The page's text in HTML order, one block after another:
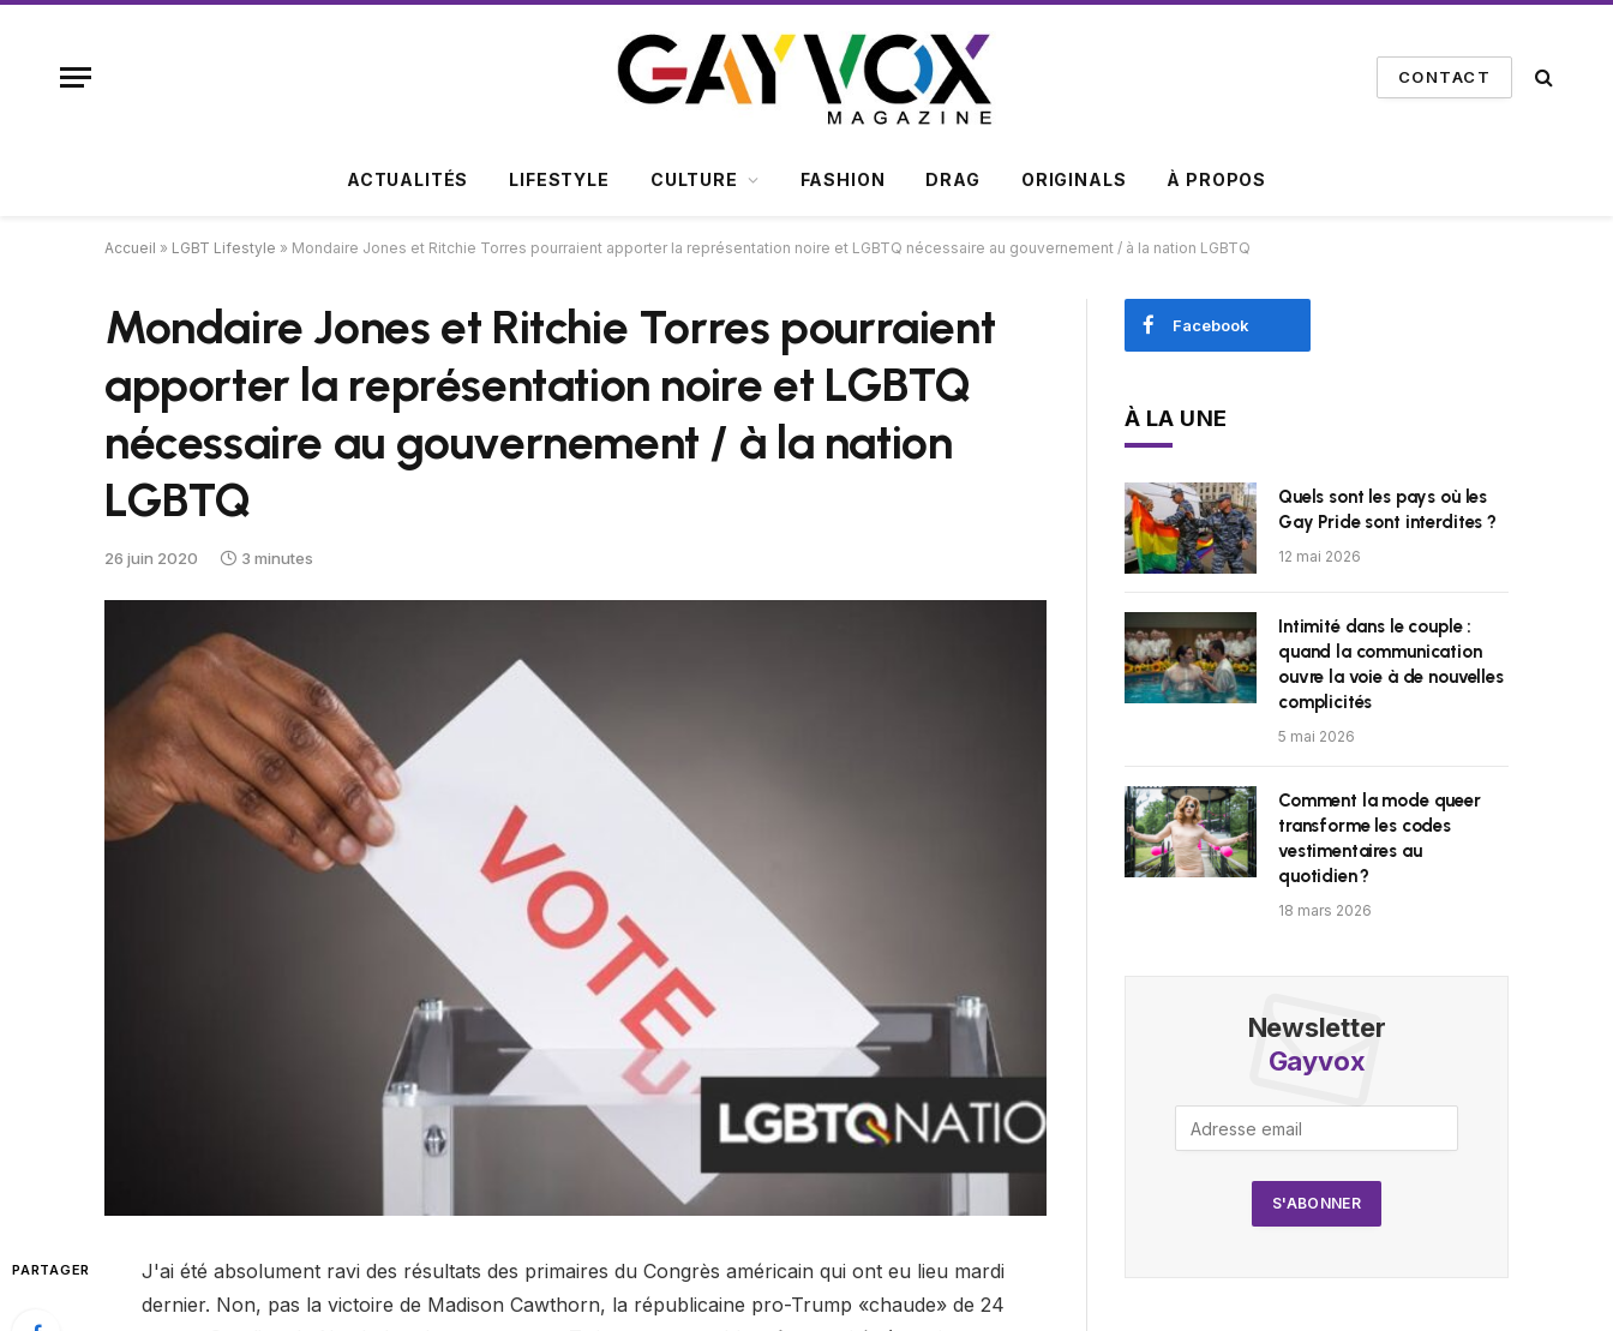
CONTACT
ACTUALITÉS LIFESTYLE CULTURE FASHION DRAG ORIGINALS À PROPOS
Accueil » LGBT Lifestyle » Mondaire Jones et Ritchie Torres pourraient apporter la représentation noire et LGBTQ nécessaire au gouvernement / à la nation LGBTQ
Mondaire Jones et Ritchie Torres pourraient
apporter la représentation noire et LGBTQ
nécessaire au gouvernement / à la nation
LGBTQ
26 juin 2020 3 minutes
PARTAGER
J'ai été absolument ravi des résultats des primaires du Congrès américain qui ont eu lieu mardi
dernier. Non, pas la victoire de Madison Cawthorn, la républicaine pro-Trump «chaude» de 24
Facebook
À LA UNE
Quels sont les pays où les
Gay Pride sont interdites ?
12 mai 2026
Intimité dans le couple :
quand la communication
ouvre la voie à de nouvelles
complicités
5 mai 2026
Comment la mode queer
transforme les codes
vestimentaires au
quotidien ?
18 mars 2026
Newsletter
Gayvox